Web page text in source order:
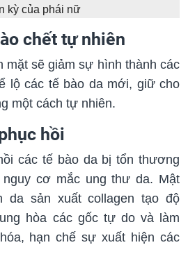
kỳ của phái nữ
chết tự nhiên
mặt sẽ giảm sự hình thành các
lộ các tế bào da mới, giữ cho
một cách tự nhiên.
hồi
các tế bào da bị tổn thương
cơ mắc ung thư da. Mật
da sản xuất collagen tạo độ
hòa các gốc tự do và làm
hạn chế sự xuất hiện các